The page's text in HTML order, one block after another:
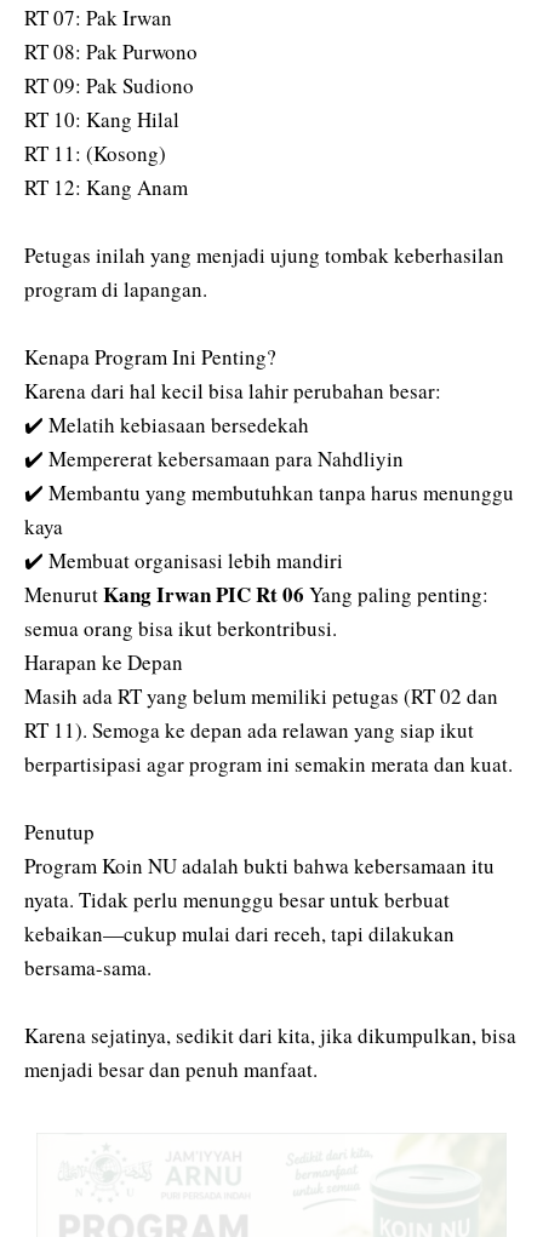
‎RT 07: Pak Irwan
‎RT 08: Pak Purwono
‎RT 09: Pak Sudiono
‎RT 10: Kang Hilal
‎RT 11: (Kosong)
‎RT 12: Kang Anam
‎Petugas inilah yang menjadi ujung tombak keberhasilan
program di lapangan.
‎Kenapa Program Ini Penting?
‎Karena dari hal kecil bisa lahir perubahan besar:
‎✔️ Melatih kebiasaan bersedekah
‎✔️ Mempererat kebersamaan para Nahdliyin
‎✔️ Membantu yang membutuhkan tanpa harus menunggu
kaya
‎✔️ Membuat organisasi lebih mandiri
MenurutKang Irwan PIC Rt 06 ‎Yang paling penting:
semua orang bisa ikut berkontribusi.
‎Harapan ke Depan
‎Masih ada RT yang belum memiliki petugas (RT 02 dan
RT 11). Semoga ke depan ada relawan yang siap ikut
berpartisipasi agar program ini semakin merata dan kuat.
‎Penutup
‎Program Koin NU adalah bukti bahwa kebersamaan itu
nyata. Tidak perlu menunggu besar untuk berbuat
kebaikan—cukup mulai dari receh, tapi dilakukan
bersama-sama.
‎Karena sejatinya, sedikit dari kita, jika dikumpulkan, bisa
menjadi besar dan penuh manfaat.